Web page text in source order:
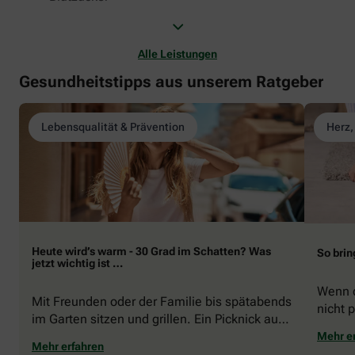
Alle Leistungen
Gesundheitstipps aus unserem Ratgeber
Lebensqualität & Prävention
Heute wird’s warm - 30 Grad im Schatten? Was
jetzt wichtig ist …
Mit Freunden oder der Familie bis spätabends
im Garten sitzen und grillen. Ein Picknick auf
Mehr erfahren
So
Wenn
nicht
Mehr